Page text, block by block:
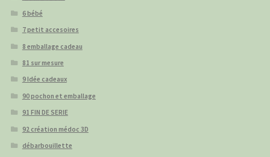
6 bébé
7 petit accesoires
8 emballage cadeau
81 sur mesure
9 Idée cadeaux
90 pochon et emballage
91 FIN DE SERIE
92 création médoc 3D
débarbouillette